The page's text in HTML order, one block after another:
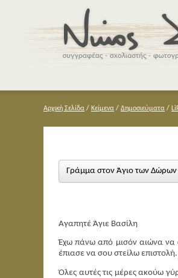
Αρχική Σελίδα / Κείμενα / Δημοσιεύματα /
Γράμμα στον Άγιο των
Αγαπητέ Άγιε Βασίλη
Έχω πάνω από μισόν αιώνα να
έπιασε να σου στείλω
Όλες αυτές τις μέρες ακούω